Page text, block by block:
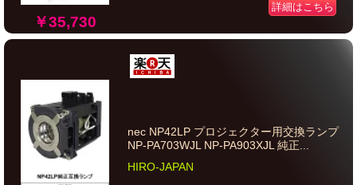
￥35,730
詳細はこちら
nec NP42LP プロジェクター用交換ランプ
NP-PA703WJL NP-PA903XJL 純正...
HIRO-JAPAN